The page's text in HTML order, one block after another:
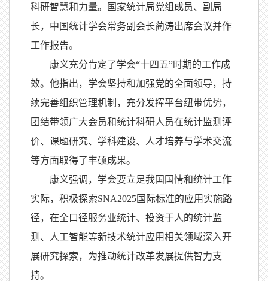
科研智慧和力量。国家统计局党组成员、副局
长，中国统计学会常务副会长蔺涛出席会议并作
工作报告。
康义充分肯定了学会“十四五”时期的工作成
效。他指出，学会坚持和加强党的全面领导，持
续完善组织管理机制，充分发挥平台纽带优势，
团结带领广大会员和统计科研人员在统计监测评
价、课题研究、学科建设、人才培养与学术交流
等方面取得了丰硕成果。
康义强调，学会要立足我国国情和统计工作
实际，积极探索SNA2025国际标准的应用实施路
径，在全口径服务业统计、投资于人的统计监
测、人工智能等新技术统计应用相关领域深入开
展研究探索，为推动统计改革发展提供智力支
持。